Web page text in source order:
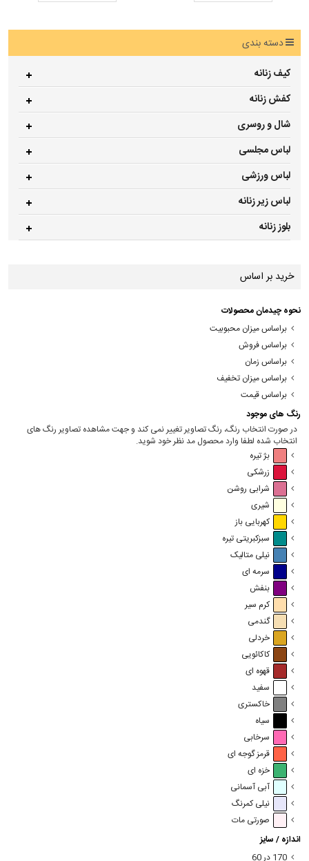
دسته بندی
کیف زنانه
کفش زنانه
شال و روسری
لباس مجلسی
لباس ورزشی
لباس زیر زنانه
بلوز زنانه
خرید بر اساس
نحوه چیدمان محصولات
براساس میزان محبوبیت
براساس فروش
براساس زمان
براساس میزان تخفیف
براساس قیمت
رنگ های موجود
در صورت انتخاب رنگ، رنگ تصاویر تغییر نمی کند و جهت مشاهده تصاویر رنگ های
انتخاب شده لطفا وارد محصول مد نظر خود شوید.
بژ تیره
زرشکی
شرابی روشن
شیری
کهربایی باز
سبزکبریتی تیره
نیلی متالیک
سرمه ای
بنفش
کرم سیر
گندمی
خردلی
کاکائویی
قهوه ای
سفید
خاکستری
سیاه
سرخابی
قرمز گوجه ای
خزه ای
آبی آسمانی
نیلی کمرنگ
صورتی مات
اندازه / سایز
170 در 60